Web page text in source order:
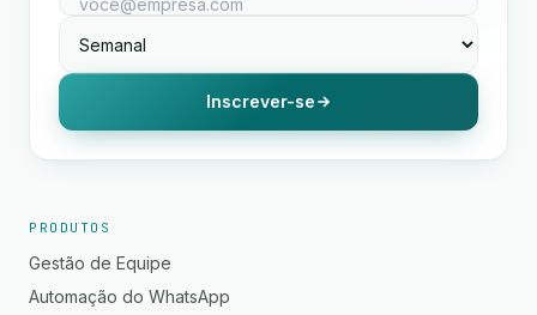
Inscrever-se
PRODUTOS
Gestão de Equipe
Automação do WhatsApp